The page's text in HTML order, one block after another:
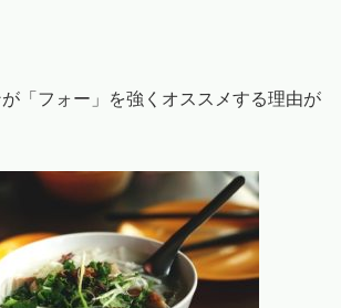
「フォー」を強くオススメする理由が